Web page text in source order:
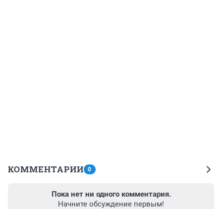
КОММЕНТАРИИ 0
Пока нет ни одного комментария.
Начните обсуждение первым!